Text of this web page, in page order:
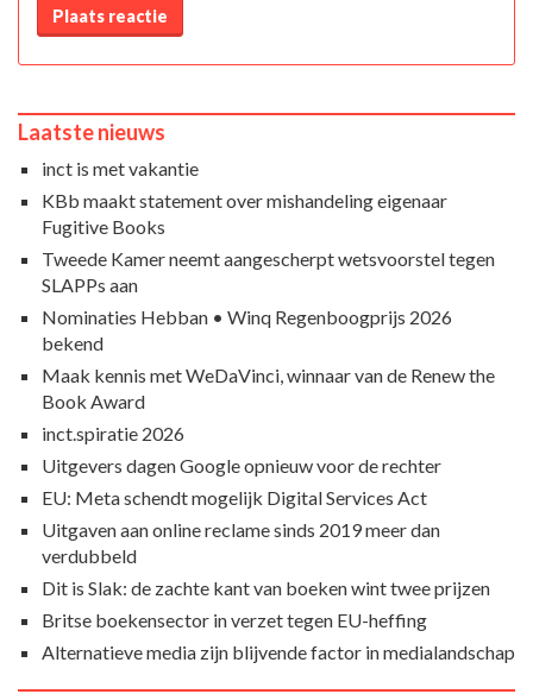
Plaats reactie
Laatste nieuws
inct is met vakantie
KBb maakt statement over mishandeling eigenaar
Fugitive Books
Tweede Kamer neemt aangescherpt wetsvoorstel tegen
SLAPPs aan
Nominaties Hebban • Winq Regenboogprijs 2026
bekend
Maak kennis met WeDaVinci, winnaar van de Renew the
Book Award
inct.spiratie 2026
Uitgevers dagen Google opnieuw voor de rechter
EU: Meta schendt mogelijk Digital Services Act
Uitgaven aan online reclame sinds 2019 meer dan
verdubbeld
Dit is Slak: de zachte kant van boeken wint twee prijzen
Britse boekensector in verzet tegen EU-heffing
Alternatieve media zijn blijvende factor in medialandschap